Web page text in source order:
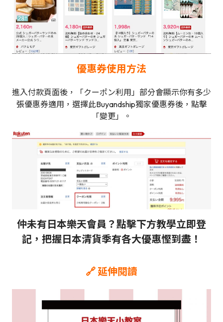
優惠券使用方法
進入付款頁面後，「クーポン利用」部分會顯示你有多少
張優惠券適用，選擇此Buyandship獨家優惠券後，點擊
「變更」。
仲未有日本樂天會員？點擊下方教學立即登
記，把握日本清貨季有各大優惠慳到盡！
🔗 延伸閱讀